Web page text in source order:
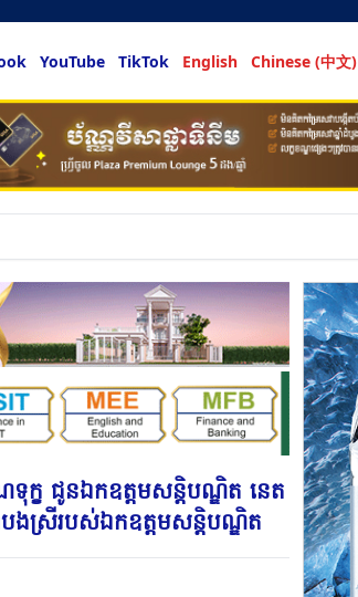
YouTube TikTok English Chinese (中文)
ក្ខ ជូនឯកឧត្តមសន្តិបណ្ឌិត នេត
ងស្រីរបស់ឯកឧត្តមសន្តិបណ្ឌិត